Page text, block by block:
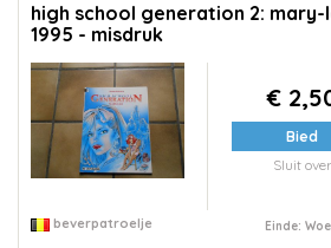
high school generation 2: mary-
1995 - misdruk
€
Bied
Sluit over
beverpatroelje Einde: